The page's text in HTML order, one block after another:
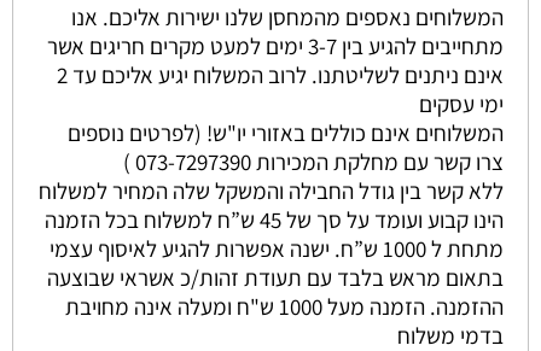
המשלוחים נאספים מהמחסן שלנו ישירות אליכם. אנו
מתחייבים להגיע בין 3-7 ימים למעט מקרים חריגים אשר
אינם ניתנים לשליטתנו. לרוב המשלוח יגיע אליכם עד 2
ימי עסקים
המשלוחים אינם כוללים באזורי יו"ש! (לפרטים נוספים
צרו קשר עם מחלקת המכירות 073-7297390 )
ללא קשר בין גודל החבילה והמשקל שלה המחיר למשלוח
הינו קבוע ועומד על סך של 45 ש”ח למשלוח בכל הזמנה
מתחת ל 1000 ש”ח. ישנה אפשרות להגיע לאיסוף עצמי
בתאום מראש בלבד עם תעודת זהות/כ אשראי שבוצעה
ההזמנה. הזמנה מעל 1000 ש"ח ומעלה אינה מחויבת
בדמי משלוח